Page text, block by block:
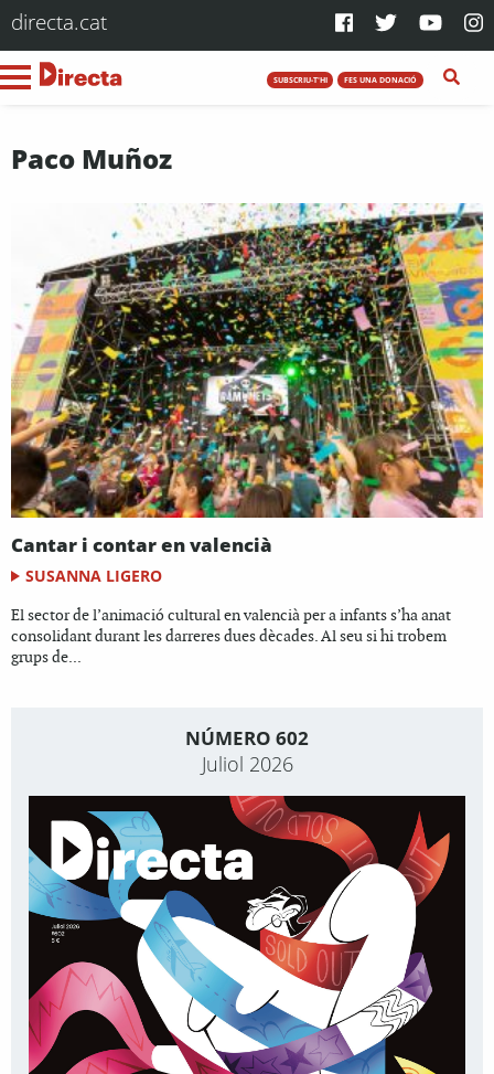
directa.cat
SUBSCRIU-T'HI FES UNA DONACIÓ
Paco Muñoz
Cantar i contar en valencià
SUSANNA LIGERO
El sector de l’animació cultural en valencià per a infants s’ha anat
consolidant durant les darreres dues dècades. Al seu si hi trobem
grups de...
NÚMERO 602
Juliol 2026